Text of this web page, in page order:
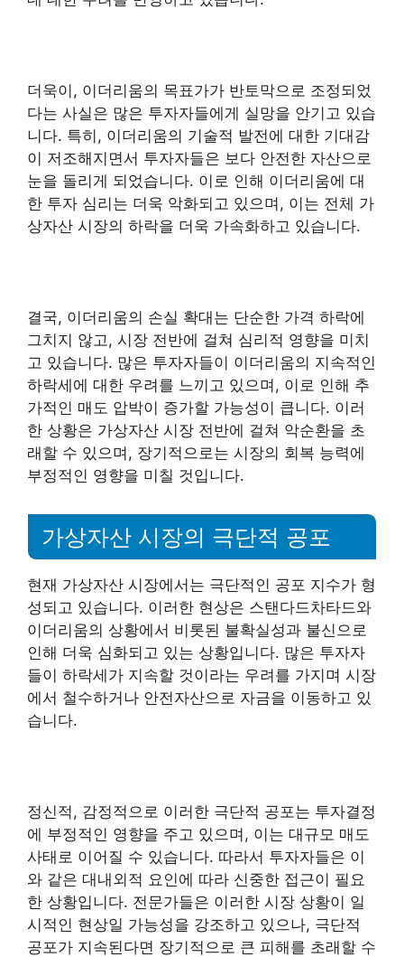
더욱이, 이더리움의 목표가가 반토막으로 조정되었
다는 사실은 많은 투자자들에게 실망을 안기고 있습
니다. 특히, 이더리움의 기술적 발전에 대한 기대감
이 저조해지면서 투자자들은 보다 안전한 자산으로
눈을 돌리게 되었습니다. 이로 인해 이더리움에 대
한 투자 심리는 더욱 악화되고 있으며, 이는 전체 가
상자산 시장의 하락을 더욱 가속화하고 있습니다.
결국, 이더리움의 손실 확대는 단순한 가격 하락에
그치지 않고, 시장 전반에 걸쳐 심리적 영향을 미치
고 있습니다. 많은 투자자들이 이더리움의 지속적인
하락세에 대한 우려를 느끼고 있으며, 이로 인해 추
가적인 매도 압박이 증가할 가능성이 큽니다. 이러
한 상황은 가상자산 시장 전반에 걸쳐 악순환을 초
래할 수 있으며, 장기적으로는 시장의 회복 능력에
부정적인 영향을 미칠 것입니다.
가상자산 시장의 극단적 공포
현재 가상자산 시장에서는 극단적인 공포 지수가 형
성되고 있습니다. 이러한 현상은 스탠다드차타드와
이더리움의 상황에서 비롯된 불확실성과 불신으로
인해 더욱 심화되고 있는 상황입니다. 많은 투자자
들이 하락세가 지속할 것이라는 우려를 가지며 시장
에서 철수하거나 안전자산으로 자금을 이동하고 있
습니다.
정신적, 감정적으로 이러한 극단적 공포는 투자결정
에 부정적인 영향을 주고 있으며, 이는 대규모 매도
사태로 이어질 수 있습니다. 따라서 투자자들은 이
와 같은 대내외적 요인에 따라 신중한 접근이 필요
한 상황입니다. 전문가들은 이러한 시장 상황이 일
시적인 현상일 가능성을 강조하고 있으나, 극단적
공포가 지속된다면 장기적으로 큰 피해를 초래할 수